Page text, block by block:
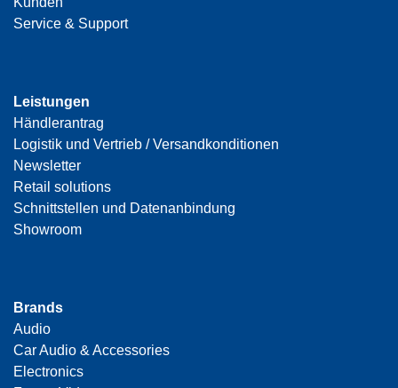
Service & Support
Leistungen
Händlerantrag
Logistik und Vertrieb / Versandkonditionen
Newsletter
Retail solutions
Schnittstellen und Datenanbindung
Showroom
Brands
Audio
Car Audio & Accessories
Electronics